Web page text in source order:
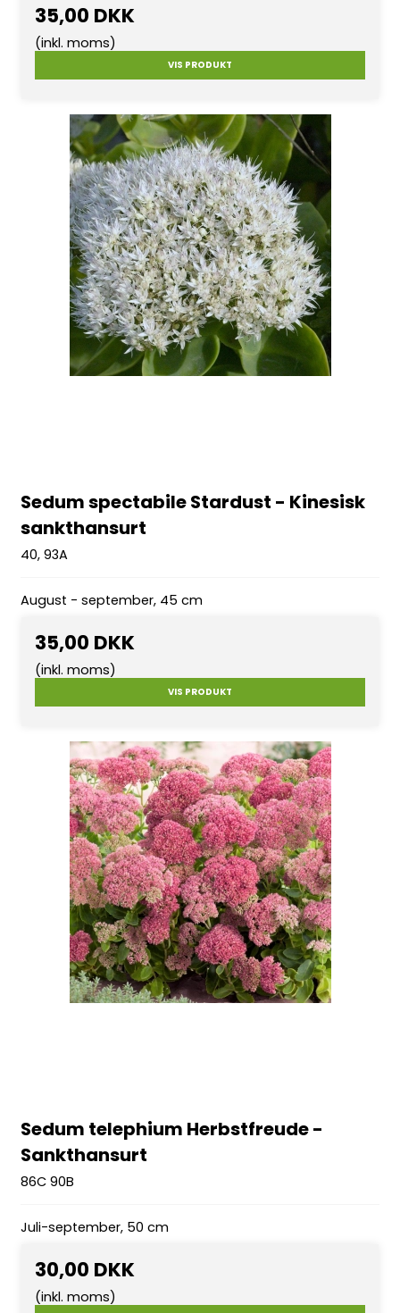
35,00 DKK
(inkl. moms)
VIS PRODUKT
Sedum spectabile Stardust - Kinesisk
sankthansurt
40, 93A
August - september, 45 cm
35,00 DKK
(inkl. moms)
VIS PRODUKT
Sedum telephium Herbstfreude -
Sankthansurt
86C 90B
Juli-september, 50 cm
30,00 DKK
(inkl. moms)